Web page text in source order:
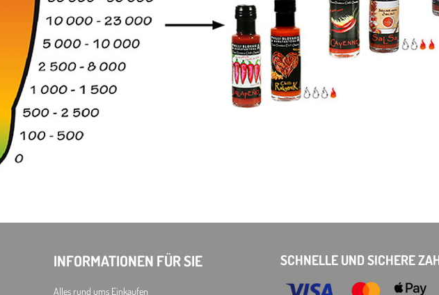
INFORMATIONEN FÜR SIE
Alles rund ums Einkaufen
SCHNELLE UND SICHERE